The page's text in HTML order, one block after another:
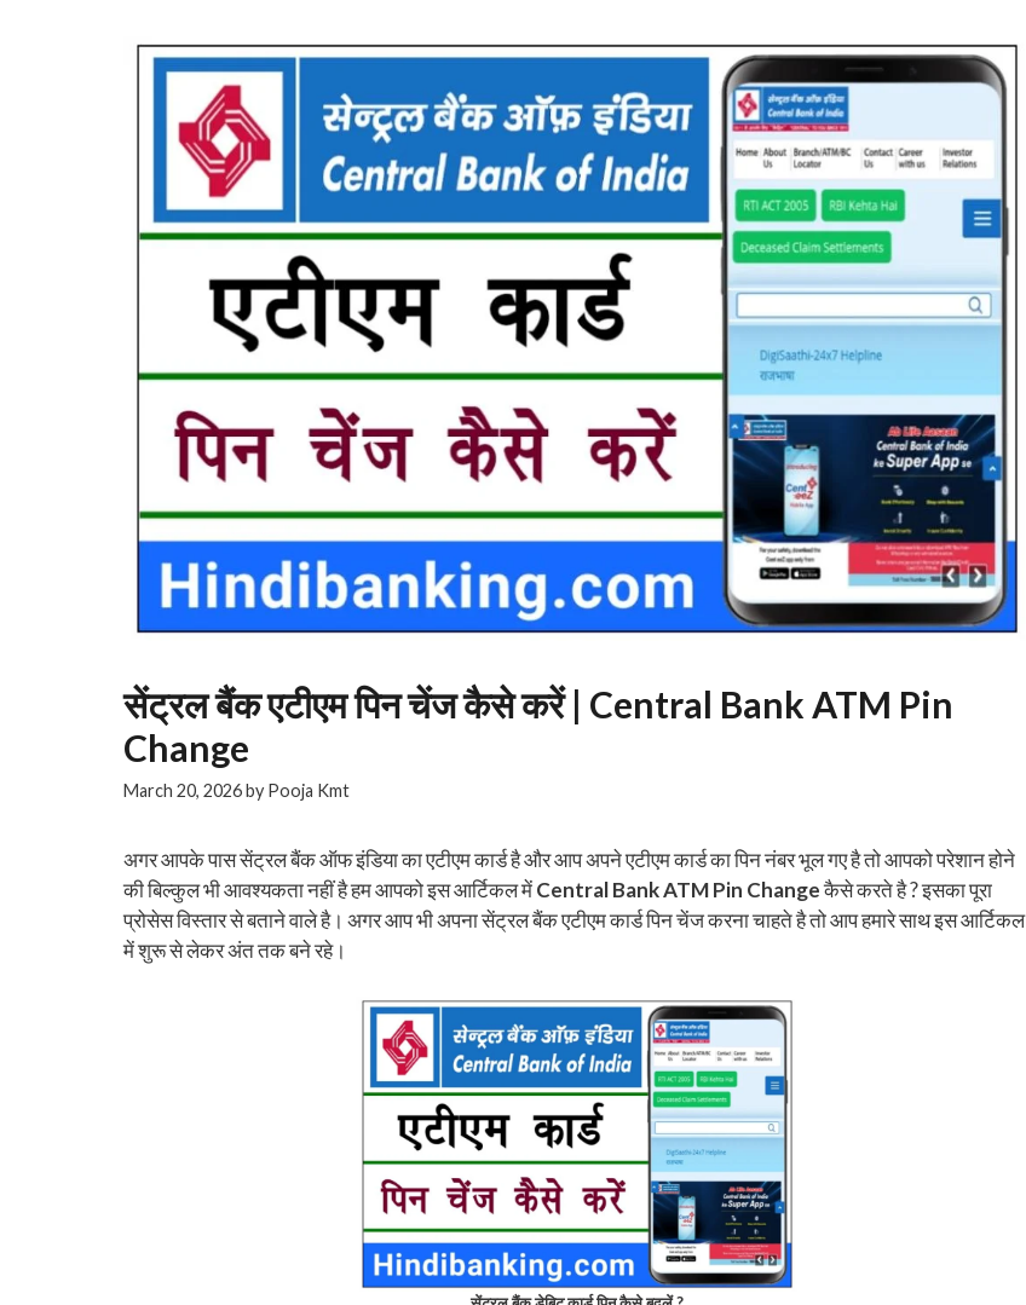
सेंट्रल बैंक एटीएम पिन चेंज कैसे करें | Central Bank ATM Pin
Change
March 20, 2026 by Pooja Kmt
अगर आपके पास सेंट्रल बैंक ऑफ इंडिया का एटीएम कार्ड है और आप अपने एटीएम कार्ड का पिन नंबर भूल गए है तो आपको परेशान होने
की बिल्कुल भी आवश्यकता नहीं है हम आपको इस आर्टिकल मेंCentral Bank ATM Pin Changeकैसे करते है ? इसका पूरा
प्रोसेस विस्तार से बताने वाले है। अगर आप भी अपना सेंट्रल बैंक एटीएम कार्ड पिन चेंज करना चाहते है तो आप हमारे साथ इस आर्टिकल
में शुरू से लेकर अंत तक बने रहे।